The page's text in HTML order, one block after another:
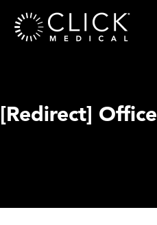
[Redirect] Office